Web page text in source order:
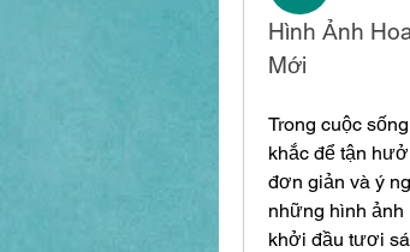
Hình Ảnh
Mới
Trong cuộc
khắc để tận
đơn giản và ý
những hình
khởi đầu tươi